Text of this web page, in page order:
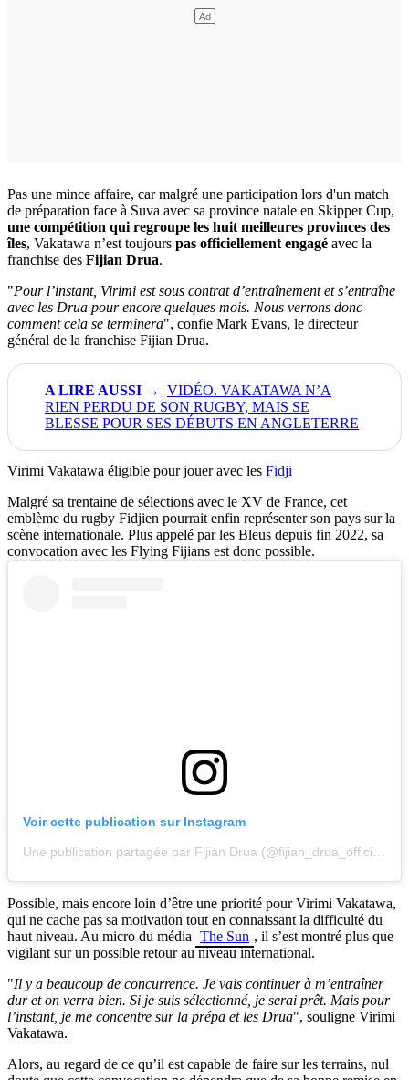
Pas une mince affaire, car malgré une participation lors d'un match
de préparation face à Suva avec sa province natale en Skipper Cup,
une compétition qui regroupe les huit meilleures provinces des
îles, Vakatawa n’est toujours pas officiellement engagé avec la
franchise des Fijian Drua.
"Pour l’instant, Virimi est sous contrat d’entraînement et s’entraîne
avec les Drua pour encore quelques mois. Nous verrons donc
comment cela se terminera", confie Mark Evans, le directeur
général de la franchise Fijian Drua.
VIDÉO. VAKATAWA N’A
RIEN PERDU DE SON RUGBY, MAIS SE
BLESSE POUR SES DÉBUTS EN ANGLETERRE
Virimi Vakatawa éligible pour jouer avec les Fidji
Malgré sa trentaine de sélections avec le XV de France, cet
emblème du rugby Fidjien pourrait enfin représenter son pays sur la
scène internationale. Plus appelé par les Bleus depuis fin 2022, sa
convocation avec les Flying Fijians est donc possible.
Voir cette publication sur Instagram
Une publication partagée par Fijian Drua (@fijian_drua_official)
Possible, mais encore loin d’être une priorité pour Virimi Vakatawa,
qui ne cache pas sa motivation tout en connaissant la difficulté du
haut niveau. Au micro du média The Sun , il s’est montré plus que
vigilant sur un possible retour au niveau international.
"Il y a beaucoup de concurrence. Je vais continuer à m’entraîner
dur et on verra bien. Si je suis sélectionné, je serai prêt. Mais pour
l’instant, je me concentre sur la prépa et les Drua", souligne Virimi
Vakatawa.
Alors, au regard de ce qu’il est capable de faire sur les terrains, nul